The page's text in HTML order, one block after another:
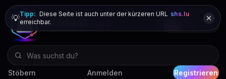
Stöbern Anmelden Registrieren
💡Tipp: Diese Seite ist auch unter der kürzeren URL shs.lu
erreichbar.